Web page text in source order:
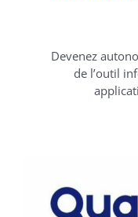
Devenez
de l’outil